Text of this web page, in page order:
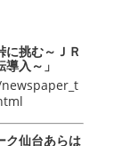
挑む～ＪＲ
入～」
仙台あらは